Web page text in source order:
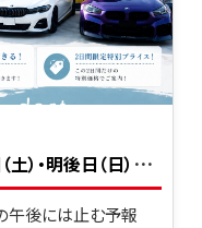
１
０社合同 ＂夏イベント＂。。。明日（土）・明後日（日）デス！！！(^_-)-☆
午後には止む予報